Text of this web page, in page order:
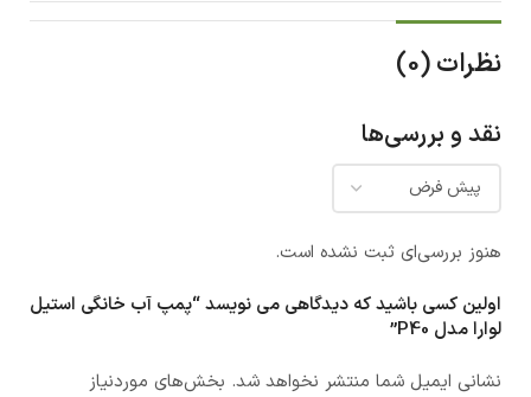
نظرات (0)
نقد و بررسی‌ها
هنوز بررسی‌ای ثبت نشده است.
اولین کسی باشید که دیدگاهی می نویسد “پمپ آب خانگی استیل
لوارا مدل P40”
نشانی ایمیل شما منتشر نخواهد شد. بخش‌های موردنیاز